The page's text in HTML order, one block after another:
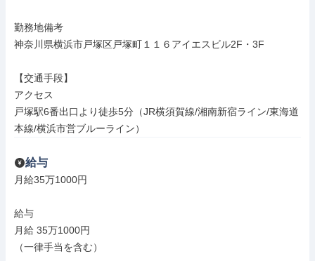
勤務地備考
神奈川県横浜市戸塚区戸塚町１１６アイエスビル2F・3F
【交通手段】
アクセス
戸塚駅6番出口より徒歩5分（JR横須賀線/湘南新宿ライン/東海道
本線/横浜市営ブルーライン）
給与
月給35万1000円
給与
月給 35万1000円
（一律手当を含む）